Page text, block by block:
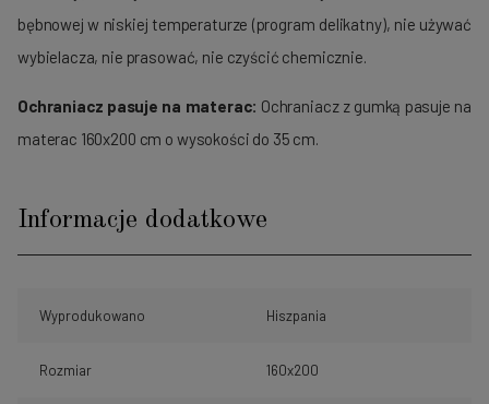
bębnowej w niskiej temperaturze (program delikatny), nie używać
wybielacza, nie prasować, nie czyścić chemicznie.
Ochraniacz pasuje na materac: Ochraniacz z gumką pasuje na
materac 160x200 cm o wysokości do 35 cm.
Informacje dodatkowe
Wyprodukowano Hiszpania
Rozmiar 160x200